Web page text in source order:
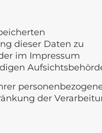
dieser Daten zu
im Impressum
der